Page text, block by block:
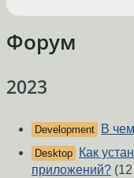
Форум
2023
Development В
Desktop
Как
приложений?